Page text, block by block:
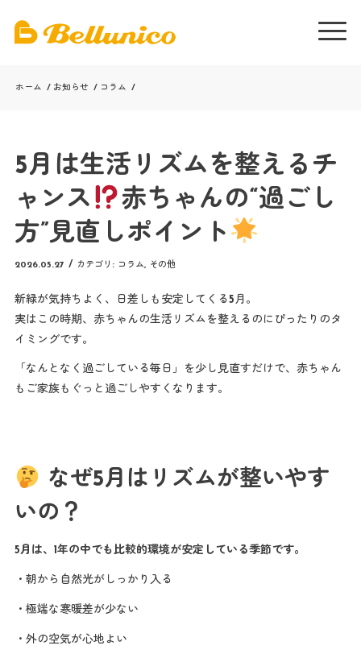
ホーム / お知らせ / コラム /
5月は生活リズムを整えるチ
ャンス
赤ちゃんの“過ごし
方”見直しポイント
2026.05.27 / カテゴリ: コラム, その他
新緑が気持ちよく、日差しも安定してくる5月。
実はこの時期、赤ちゃんの生活リズムを整えるのにぴったりのタ
イミングです。
「なんとなく過ごしている毎日」を少し見直すだけで、赤ちゃん
もご家族もぐっと過ごしやすくなります。
なぜ5月はリズムが整いやす
いの？
5月は、1年の中でも比較的環境が安定している季節です。
・朝から自然光がしっかり入る
・極端な寒暖差が少ない
・外の空気が心地よい